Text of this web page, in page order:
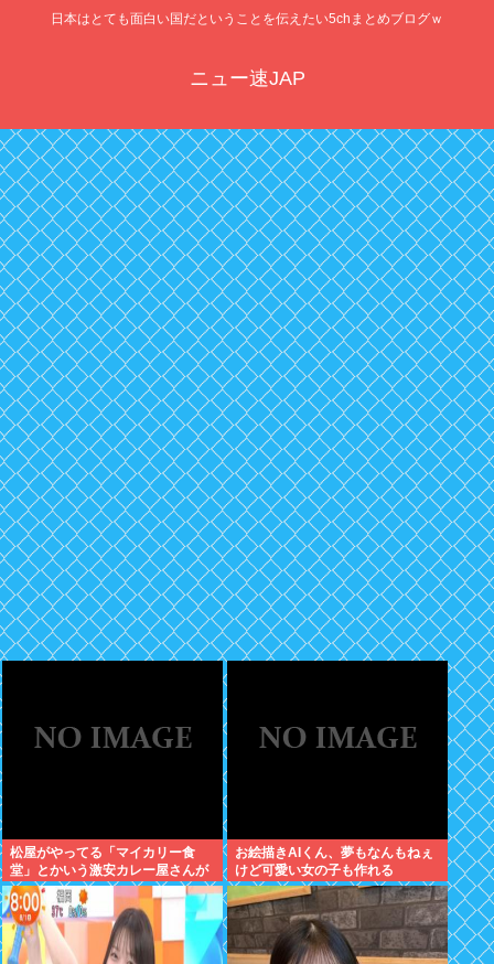
日本はとても面白い国だということを伝えたい5chまとめブログｗ
ニュー速JAP
松屋がやってる「マイカリー食
堂」とかいう激安カレー屋さんが
こちらwww
お絵描きAIくん、夢もなんもねぇ
けど可愛い女の子も作れる